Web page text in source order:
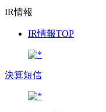
IR情報
IR情報TOP
決算短信